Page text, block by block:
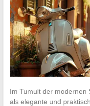
Im Tumult der modernen
als elegante und